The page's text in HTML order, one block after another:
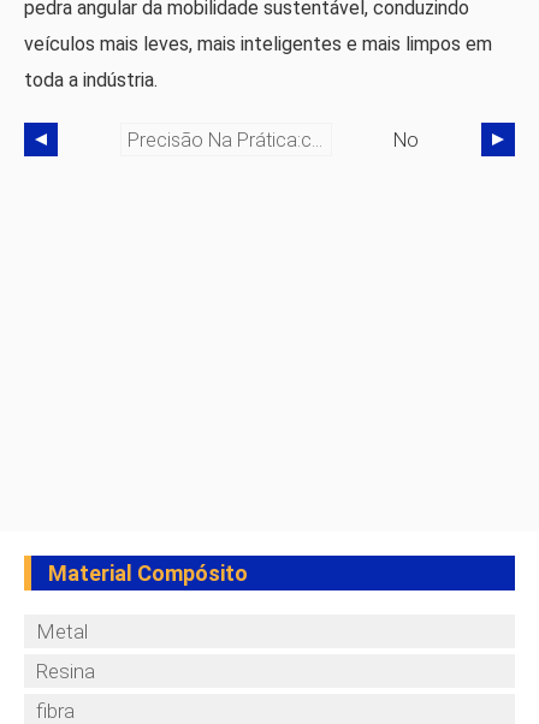
pedra angular da mobilidade sustentável, conduzindo
veículos mais leves, mais inteligentes e mais limpos em
toda a indústria.
Precisão Na Prática:como O Projeto E A Fabricação De Contratos Impulsionam A Inovação Em Dispositivos Médicos No
Material Compósito
Metal
Resina
fibra